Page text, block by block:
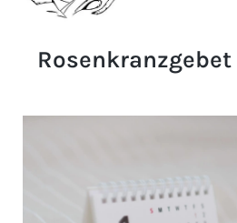
Rosenkranzgebet